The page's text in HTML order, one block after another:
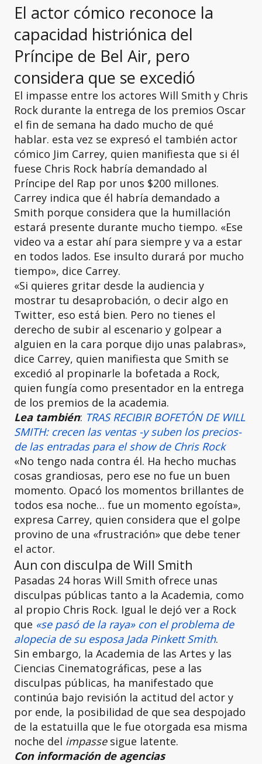
El actor cómico reconoce la
capacidad histriónica del
Príncipe de Bel Air, pero
considera que se excedió
El impasse entre los actores Will Smith y Chris
Rock durante la entrega de los premios Oscar
el fin de semana ha dado mucho de qué
hablar. esta vez se expresó el también actor
cómico Jim Carrey, quien manifiesta que si él
fuese Chris Rock habría demandado al
Príncipe del Rap por unos $200 millones.
Carrey indica que él habría demandado a
Smith porque considera que la humillación
estará presente durante mucho tiempo. «Ese
video va a estar ahí para siempre y va a estar
en todos lados. Ese insulto durará por mucho
tiempo», dice Carrey.
«Si quieres gritar desde la audiencia y
mostrar tu desaprobación, o decir algo en
Twitter, eso está bien. Pero no tienes el
derecho de subir al escenario y golpear a
alguien en la cara porque dijo unas palabras»,
dice Carrey, quien manifiesta que Smith se
excedió al propinarle la bofetada a Rock,
quien fungía como presentador en la entrega
de los premios de la academia.
Lea también: TRAS RECIBIR BOFETÓN DE WILL
SMITH: crecen las ventas -y suben los precios-
de las entradas para el show de Chris Rock
«No tengo nada contra él. Ha hecho muchas
cosas grandiosas, pero ese no fue un buen
momento. Opacó los momentos brillantes de
todos esa noche… fue un momento egoísta»,
expresa Carrey, quien considera que el golpe
provino de una «frustración» que debe tener
el actor.
Aun con disculpa de Will Smith
Pasadas 24 horas Will Smith ofrece unas
disculpas públicas tanto a la Academia, como
al propio Chris Rock. Igual le dejó ver a Rock
que «se pasó de la raya» con el problema de
alopecia de su esposa Jada Pinkett Smith.
Sin embargo, la Academia de las Artes y las
Ciencias Cinematográficas, pese a las
disculpas públicas, ha manifestado que
continúa bajo revisión la actitud del actor y
por ende, la posibilidad de que sea despojado
de la estatuilla que le fue otorgada esa misma
noche del impassesigue latente.
Con información de agencias